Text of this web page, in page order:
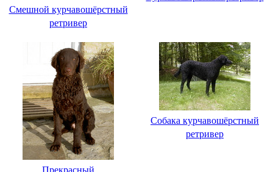
Смешной курчавошёрстный
ретривер
Прекрасный
Собака курчавошёрстный
ретривер